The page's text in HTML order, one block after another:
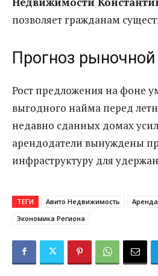
позволяет гражданам
Прогноз
Рост предложения на фоне
выгодного найма перед
недавно сданных домах
арендодатели вынуждены
инфраструктуру для
ТЕГИ Авито Недвижимость
Экономика Региона